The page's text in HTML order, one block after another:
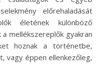
előrehaladását
életének különböző
mellékszereplők gyakran
hoznak a történetbe,
vagy éppen ellenkezőleg,